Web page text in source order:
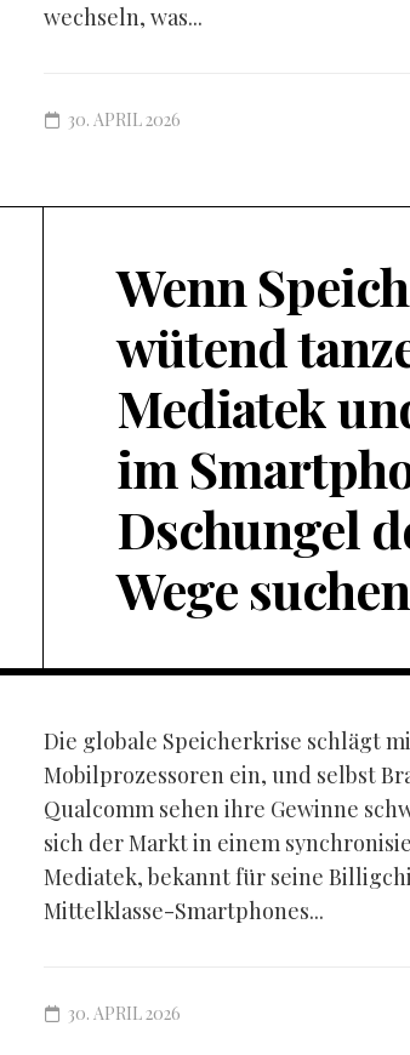
wechseln, was...
30. APRIL 2026
Wenn
wütend
Mediatek
im
Dschungel
Wege suchen
Die globale Speicherkrise schlägt
Mobilprozessoren ein, und selbst
Qualcomm sehen ihre Gewinne
sich der Markt in einem
Mediatek, bekannt für seine
Mittelklasse-Smartphones...
30. APRIL 2026